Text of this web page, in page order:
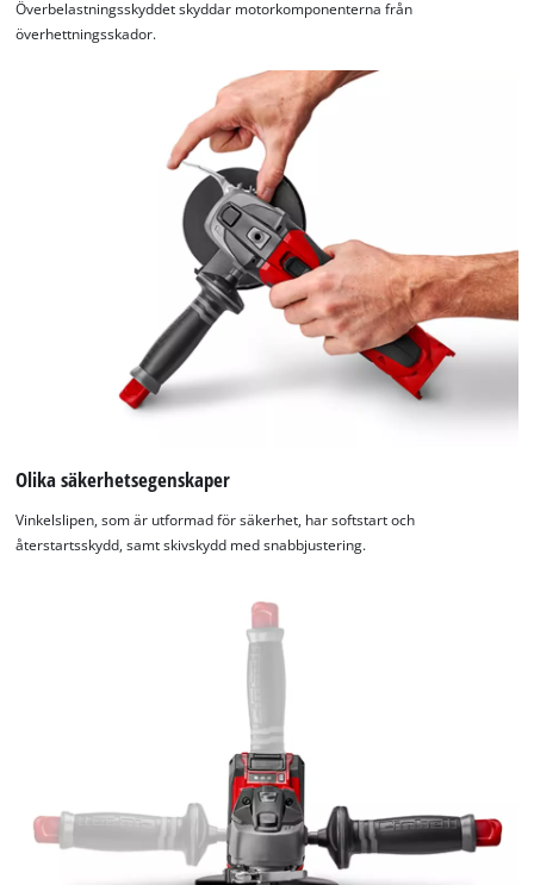
Överbelastningsskyddet skyddar motorkomponenterna från
överhettningsskador.
Olika säkerhetsegenskaper
Vinkelslipen, som är utformad för säkerhet, har softstart och
återstartsskydd, samt skivskydd med snabbjustering.